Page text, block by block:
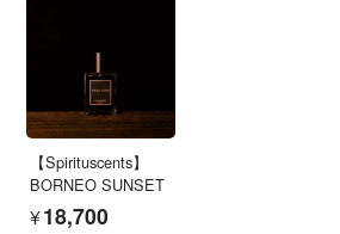
【Spirituscents】
BORNEO SUNSET
¥18,700